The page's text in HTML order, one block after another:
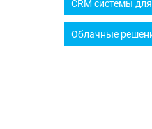
CRM системы
Облачные